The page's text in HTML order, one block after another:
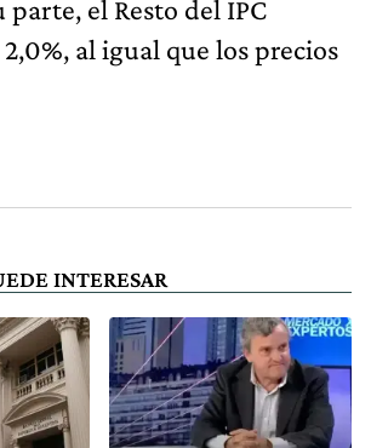
parte, el Resto del IPC
al igual que los precios
INTERESAR